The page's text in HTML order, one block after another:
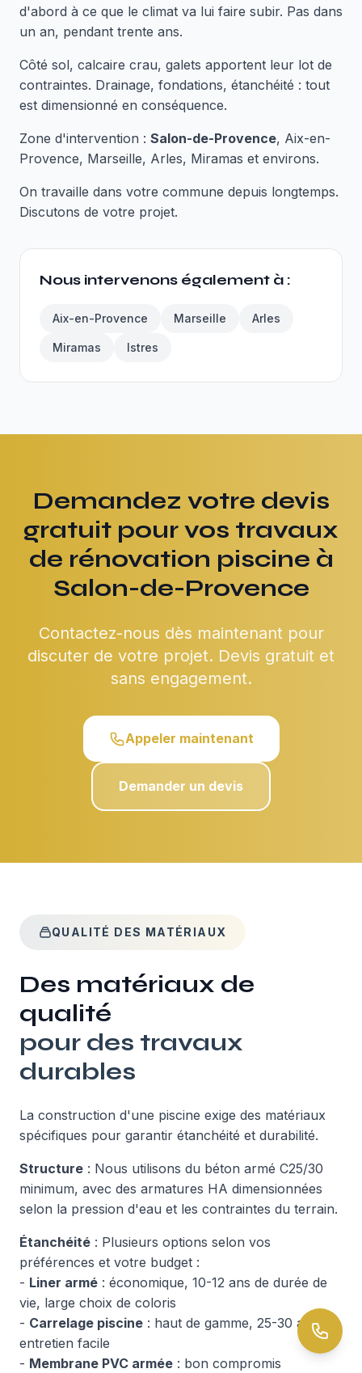
d'abord à ce que le climat va lui faire subir. Pas dans
un an, pendant trente ans.
Côté sol, calcaire crau, galets apportent leur lot de
contraintes. Drainage, fondations, étanchéité : tout
est dimensionné en conséquence.
Zone d'intervention : Salon-de-Provence, Aix-en-
Provence, Marseille, Arles, Miramas et environs.
On travaille dans votre commune depuis longtemps.
Discutons de votre projet.
Nous intervenons également à :
Aix-en-Provence Marseille Arles
Miramas Istres
Demandez votre devis
gratuit pour vos travaux
de rénovation piscine à
Salon-de-Provence
Contactez-nous dès maintenant pour
discuter de votre projet. Devis gratuit et
sans engagement.
Appeler maintenant
Demander un devis
QUALITÉ DES MATÉRIAUX
Des matériaux de
qualité
pour des travaux
durables
La construction d'une piscine exige des matériaux
spécifiques pour garantir étanchéité et durabilité.
Structure : Nous utilisons du béton armé C25/30
minimum, avec des armatures HA dimensionnées
selon la pression d'eau et les contraintes du terrain.
Étanchéité : Plusieurs options selon vos
préférences et votre budget :
- Liner armé : économique, 10-12 ans de durée de
vie, large choix de coloris
- Carrelage piscine : haut de gamme, 25-30 ans,
entretien facile
- Membrane PVC armée : bon compromis